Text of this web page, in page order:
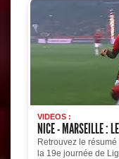
VIDEOS :
NICE - MARSEILLE :
Retrouvez le
la 19e journée de